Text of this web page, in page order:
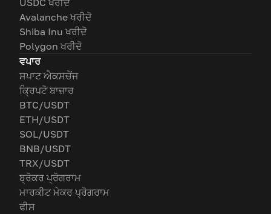
Avalanche ਖਰੀਦੋ
Shiba Inu ਖਰੀਦੋ
Polygon ਖਰੀਦੋ
ਵਪਾਰ
ਸਪਾਟ ਐਕਸਚੇਂਜ
ਕ੍ਰਿਪਟੋ ਬਾਜ਼ਾਰ
BTC/USDT
ETH/USDT
SOL/USDT
BNB/USDT
TRX/USDT
ਬ੍ਰੋਕਰ ਪ੍ਰੋਗਰਾਮ
ਮਾਰਕੀਟ ਮੇਕਰ ਪ੍ਰੋਗਰਾਮ
ਫੀਸ